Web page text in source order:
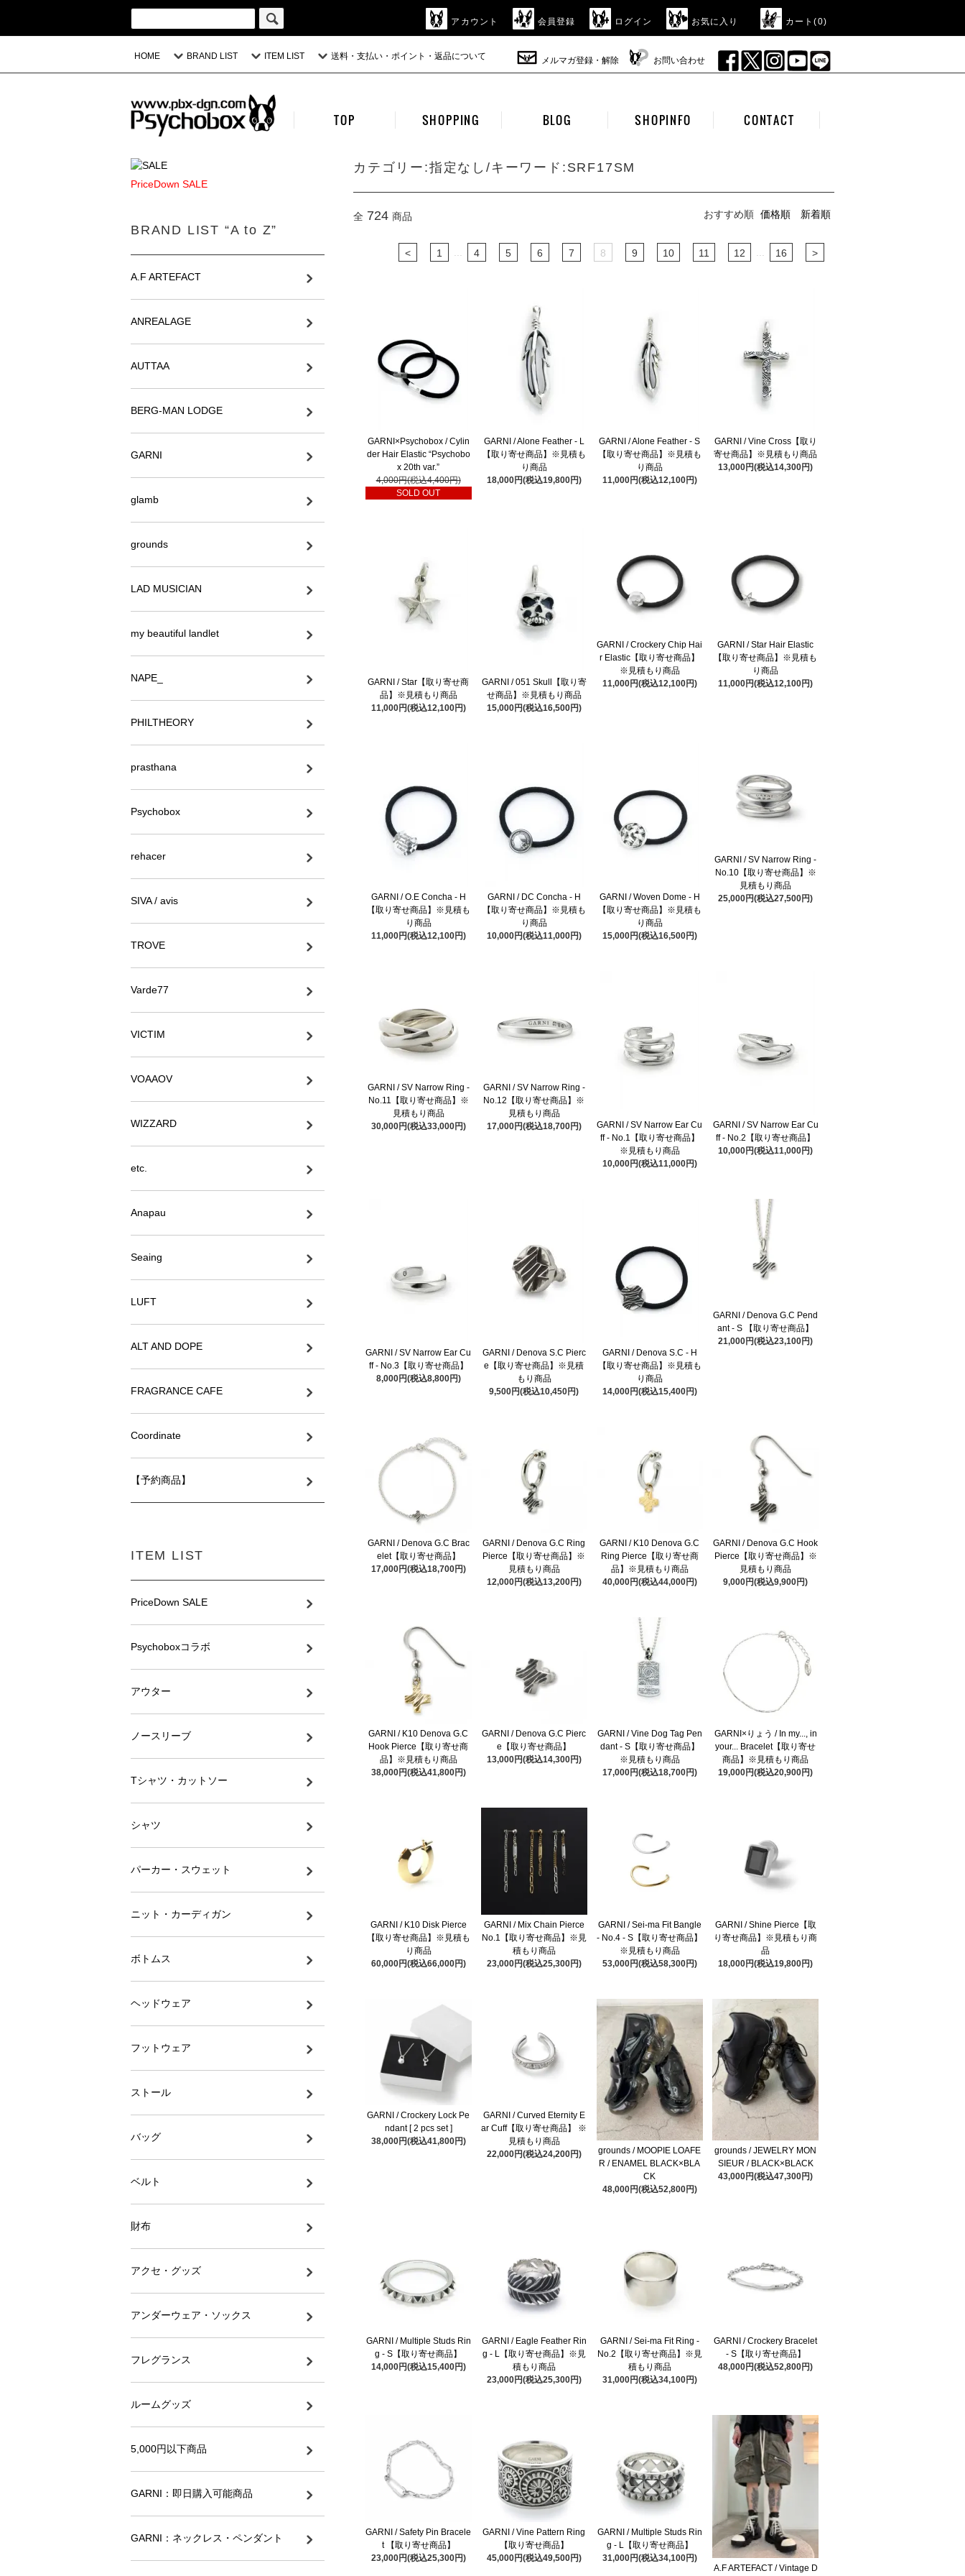
アカウント 会員登録 ログイン お気に入り カート(0)
HOME BRAND LIST ITEM LIST 送料・支払い・ポイント・返品について メルマガ登録・解除 お問い合わせ
TOP SHOPPING BLOG SHOPINFO CONTACT
カテゴリー:指定なし/キーワード:SRF17SM
全 724 商品 おすすめ順 価格順 新着順
< 1 4 5 6 7 8 9 10 11 12 16 >
GARNI×Psychobox / Cylin
der Hair Elastic “Psychobo
x 20th var.”
4,000円(税込4,400円)
SOLD OUT
GARNI / Alone Feather - L
【取り寄せ商品】※見積も
り商品
18,000円(税込19,800円)
GARNI / Alone Feather - S
【取り寄せ商品】※見積も
り商品
11,000円(税込12,100円)
GARNI / Vine Cross【取り
寄せ商品】※見積もり商品
13,000円(税込14,300円)
GARNI / Star【取り寄せ商
品】※見積もり商品
11,000円(税込12,100円)
GARNI / 051 Skull【取り寄
せ商品】※見積もり商品
15,000円(税込16,500円)
GARNI / Crockery Chip Hai
r Elastic【取り寄せ商品】
※見積もり商品
11,000円(税込12,100円)
GARNI / Star Hair Elastic
【取り寄せ商品】※見積も
り商品
11,000円(税込12,100円)
GARNI / O.E Concha - H
【取り寄せ商品】※見積も
り商品
11,000円(税込12,100円)
GARNI / DC Concha - H
【取り寄せ商品】※見積も
り商品
10,000円(税込11,000円)
GARNI / Woven Dome - H
【取り寄せ商品】※見積も
り商品
15,000円(税込16,500円)
GARNI / SV Narrow Ring -
No.10【取り寄せ商品】※
見積もり商品
25,000円(税込27,500円)
GARNI / SV Narrow Ring -
No.11【取り寄せ商品】※
見積もり商品
30,000円(税込33,000円)
GARNI / SV Narrow Ring -
No.12【取り寄せ商品】※
見積もり商品
17,000円(税込18,700円)
GARNI / SV Narrow Ear Cu
ff - No.1【取り寄せ商品】
※見積もり商品
10,000円(税込11,000円)
GARNI / SV Narrow Ear Cu
ff - No.2【取り寄せ商品】
10,000円(税込11,000円)
GARNI / SV Narrow Ear Cu
ff - No.3【取り寄せ商品】
8,000円(税込8,800円)
GARNI / Denova S.C Pierc
e【取り寄せ商品】※見積
もり商品
9,500円(税込10,450円)
GARNI / Denova S.C - H
【取り寄せ商品】※見積も
り商品
14,000円(税込15,400円)
GARNI / Denova G.C Pend
ant - S 【取り寄せ商品】
21,000円(税込23,100円)
GARNI / Denova G.C Brac
elet【取り寄せ商品】
17,000円(税込18,700円)
GARNI / Denova G.C Ring
Pierce【取り寄せ商品】※
見積もり商品
12,000円(税込13,200円)
GARNI / K10 Denova G.C
Ring Pierce【取り寄せ商
品】※見積もり商品
40,000円(税込44,000円)
GARNI / Denova G.C Hook
Pierce【取り寄せ商品】※
見積もり商品
9,000円(税込9,900円)
GARNI / K10 Denova G.C
Hook Pierce【取り寄せ商
品】※見積もり商品
38,000円(税込41,800円)
GARNI / Denova G.C Pierc
e【取り寄せ商品】
13,000円(税込14,300円)
GARNI / Vine Dog Tag Pen
dant - S【取り寄せ商品】
※見積もり商品
17,000円(税込18,700円)
GARNI×りょう / In my..., in
your... Bracelet【取り寄せ
商品】※見積もり商品
19,000円(税込20,900円)
GARNI / K10 Disk Pierce
【取り寄せ商品】※見積も
り商品
60,000円(税込66,000円)
GARNI / Mix Chain Pierce
No.1【取り寄せ商品】※見
積もり商品
23,000円(税込25,300円)
GARNI / Sei-ma Fit Bangle
- No.4 - S【取り寄せ商品】
※見積もり商品
53,000円(税込58,300円)
GARNI / Shine Pierce【取
り寄せ商品】※見積もり商
品
18,000円(税込19,800円)
GARNI / Crockery Lock Pe
ndant [ 2 pcs set ]
38,000円(税込41,800円)
GARNI / Curved Eternity E
ar Cuff【取り寄せ商品】 ※
見積もり商品
22,000円(税込24,200円)
grounds / MOOPIE LOAFE
R / ENAMEL BLACK×BLA
CK
48,000円(税込52,800円)
grounds / JEWELRY MON
SIEUR / BLACK×BLACK
43,000円(税込47,300円)
GARNI / Multiple Studs Rin
g - S【取り寄せ商品】
14,000円(税込15,400円)
GARNI / Eagle Feather Rin
g - L【取り寄せ商品】※見
積もり商品
23,000円(税込25,300円)
GARNI / Sei-ma Fit Ring -
No.2【取り寄せ商品】※見
積もり商品
31,000円(税込34,100円)
GARNI / Crockery Bracelet
- S【取り寄せ商品】
48,000円(税込52,800円)
GARNI / Safety Pin Bracele
t 【取り寄せ商品】
23,000円(税込25,300円)
GARNI / Vine Pattern Ring
【取り寄せ商品】
45,000円(税込49,500円)
GARNI / Multiple Studs Rin
g - L【取り寄せ商品】
31,000円(税込34,100円)
A.F ARTEFACT / Vintage D
PriceDown SALE
BRAND LIST “A to Z”
A.F ARTEFACT
ANREALAGE
AUTTAA
BERG-MAN LODGE
GARNI
glamb
grounds
LAD MUSICIAN
my beautiful landlet
NAPE_
PHILTHEORY
prasthana
Psychobox
rehacer
SIVA / avis
TROVE
Varde77
VICTIM
VOAAOV
WIZZARD
etc.
Anapau
Seaing
LUFT
ALT AND DOPE
FRAGRANCE CAFE
Coordinate
【予約商品】
ITEM LIST
PriceDown SALE
Psychoboxコラボ
アウター
ノースリーブ
Tシャツ・カットソー
シャツ
パーカー・スウェット
ニット・カーディガン
ボトムス
ヘッドウェア
フットウェア
ストール
バッグ
ベルト
財布
アクセ・グッズ
アンダーウェア・ソックス
フレグランス
ルームグッズ
5,000円以下商品
GARNI：即日購入可能商品
GARNI：ネックレス・ペンダント